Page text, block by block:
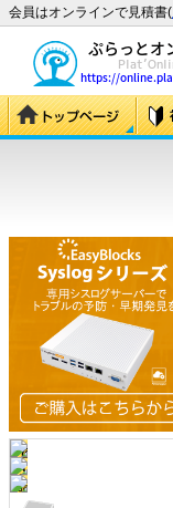
会員はオンラインで見積書(